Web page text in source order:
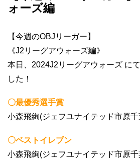
ォーズ編
【今週のOBJリーガー】
《J2リーグアウォーズ編》
本日、2024J2リーグアウォーズ に
した！
〇最優秀選手賞
小森飛絢(ジェフユナイテッド市原千
〇ベストイレブン
小森飛絢(ジェフユナイテッド市原千